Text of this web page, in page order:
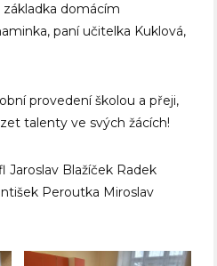
domácím
paní učitelka Kuklová,
provedení školou a přeji,
talenty ve svých žácích!
Jaroslav Blažíček Radek
Peroutka Miroslav